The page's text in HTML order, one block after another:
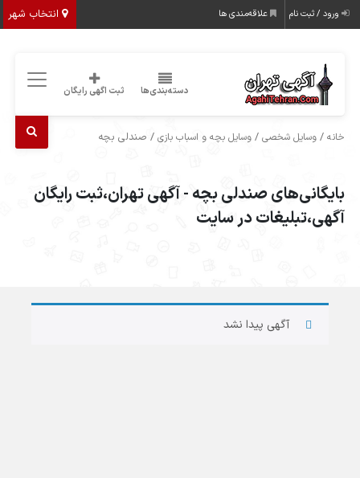
انتخاب شهر ورود / ثبت نام علاقه‌مندی ها
دسته‌بندی‌ها ثبت اگهی رایگان
خانه /وسایل شخصی /وسایل بچه و اسباب بازی / صندلی بچه
بایگانی‌های صندلی بچه - آگهی تهران،ثبت رایگان
آگهی،تبلیغات در سایت
آگهی پیدا نشد